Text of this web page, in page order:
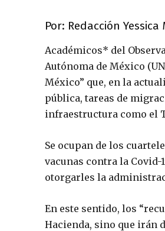
Por: Redacción
Académicos* del
Autónoma de México
México” que, en la
pública, tareas de
infraestructura como el
Se ocupan de los
vacunas contra la
otorgarles la
En este sentido, los
Hacienda, sino que irán